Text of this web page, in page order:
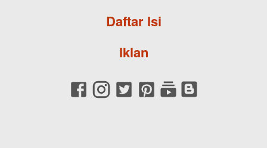
Daftar Isi
Iklan